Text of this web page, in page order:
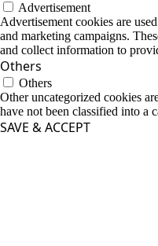
Advertisement
Advertisement cookies are
and marketing campaigns.
and collect information to
Others
Others
Other uncategorized cookies
have not been classified into a
SAVE & ACCEPT